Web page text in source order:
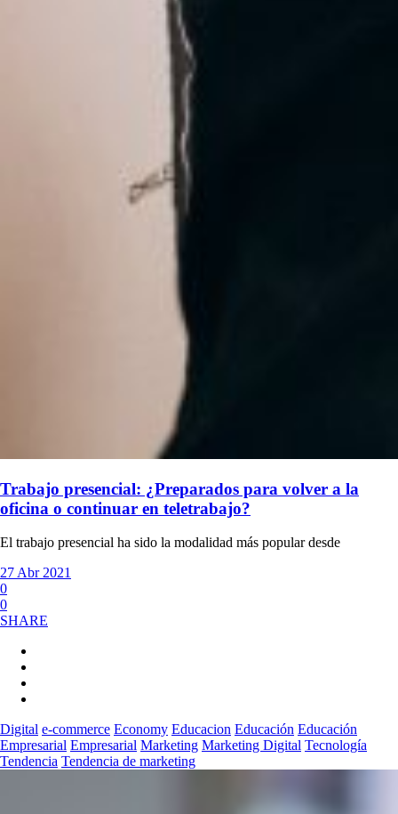
Trabajo presencial: ¿Preparados para volver a la
oficina o continuar en teletrabajo?
El trabajo presencial ha sido la modalidad más popular desde
27 Abr 2021
0
0
SHARE
Digital e-commerce Economy Educacion Educación Educación
Empresarial Empresarial Marketing Marketing Digital Tecnología
Tendencia Tendencia de marketing